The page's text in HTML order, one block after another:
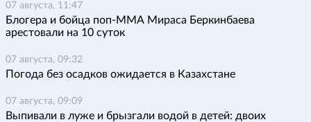
07 августа, 11:47
Блогера и бойца поп-ММА Мираса Беркинбаева
арестовали на 10 суток
07 августа, 09:32
Погода без осадков ожидается в Казахстане
07 августа, 09:09
Выпивали в луже и брызгали водой в детей: двоих